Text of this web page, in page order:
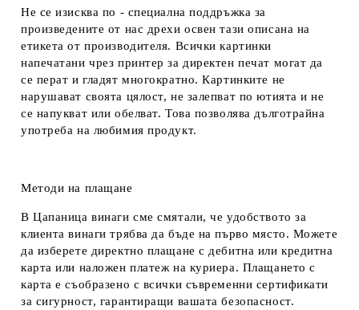
Не се изисква по - специална поддръжка за
произведените от нас дрехи освен тази описана на
етикета от производителя. Всички картинки
напечатани чрез принтер за директен печат могат да
се перат и гладят многократно. Картинките не
нарушават своята цялост, не залепват по ютията и не
се напукват или обелват. Това позволява дълготрайна
употреба на любимия продукт.
Методи на плащане
В Цапаница винаги сме смятали, че удобството за
клиента винаги трябва да бъде на първо място. Можете
да изберете директно плащане с дебитна или кредитна
карта или наложен платеж на куриера. Плащането с
карта е съобразено с всички съвременни сертификати
за сигурност, гарантиращи вашата безопасност.